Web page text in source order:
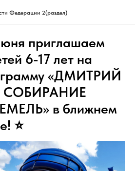
Федерации 2(раздел)
приглашаем
6-17 лет на
«ДМИТРИЙ
в ближнем
⭐️